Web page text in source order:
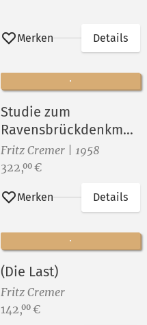
Merken Details
Studie zum
Ravensbrückdenkmal
(Blatt 1)
Fritz Cremer | 1958
Preis:
322,00 €
Merken Details
(Die Last)
Fritz Cremer
Preis:
142,00 €